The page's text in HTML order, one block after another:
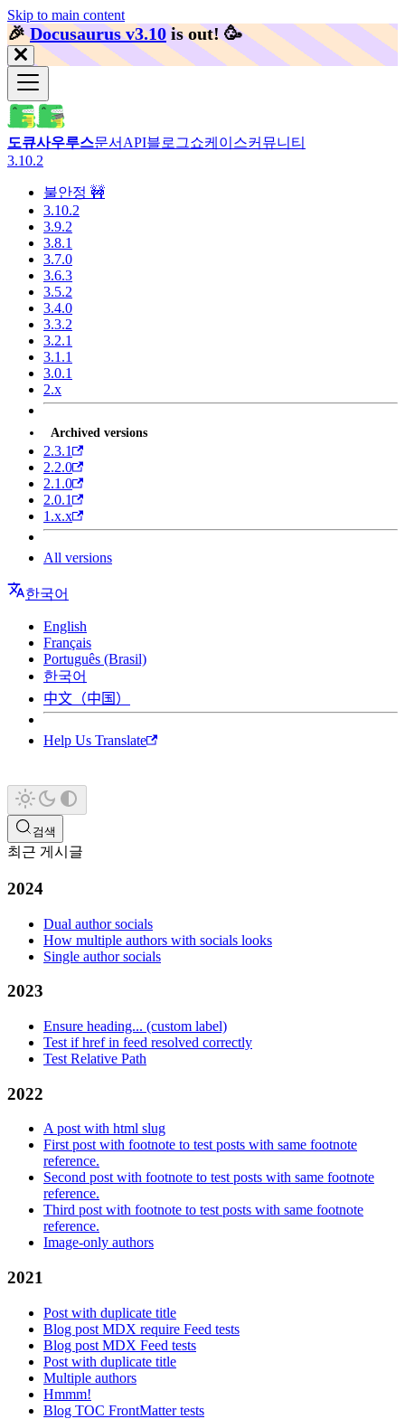
Skip to main content
🎉️Docusaurus v3.10 is out! 🥳️
도큐사우루스문서 API블로그쇼케이스커뮤니티
3.10.2
불안정 🚧
3.10.2
3.9.2
3.8.1
3.7.0
3.6.3
3.5.2
3.4.0
3.3.2
3.2.1
3.1.1
3.0.1
2.x
Archived versions
2.3.1
2.2.0
2.1.0
2.0.1
1.x.x
All versions
한국어
English
Français
Português (Brasil)
한국어
中文（中国）
Help Us Translate
검색
최근 게시글
2024
Dual author socials
How multiple authors with socials looks
Single author socials
2023
Ensure heading... (custom label)
Test if href in feed resolved correctly
Test Relative Path
2022
A post with html slug
First post with footnote to test posts with same footnote
reference.
Second post with footnote to test posts with same footnote
reference.
Third post with footnote to test posts with same footnote
reference.
Image-only authors
2021
Post with duplicate title
Blog post MDX require Feed tests
Blog post MDX Feed tests
Post with duplicate title
Multiple authors
Hmmm!
Blog TOC FrontMatter tests